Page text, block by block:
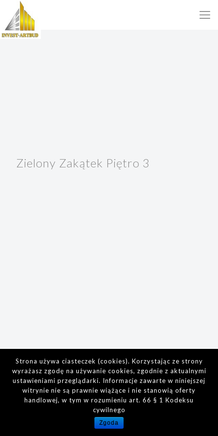
Zielony Zakątek Piętro 3
Strona używa ciasteczek (cookies). Korzystając ze strony
wyrażasz zgodę na używanie cookies, zgodnie z aktualnymi
ustawieniami przeglądarki. Informacje zawarte w niniejszej
witrynie nie są prawnie wiążące i nie stanowią oferty
handlowej, w tym w rozumieniu art. 66 § 1 Kodeksu
cywilnego
Zgoda